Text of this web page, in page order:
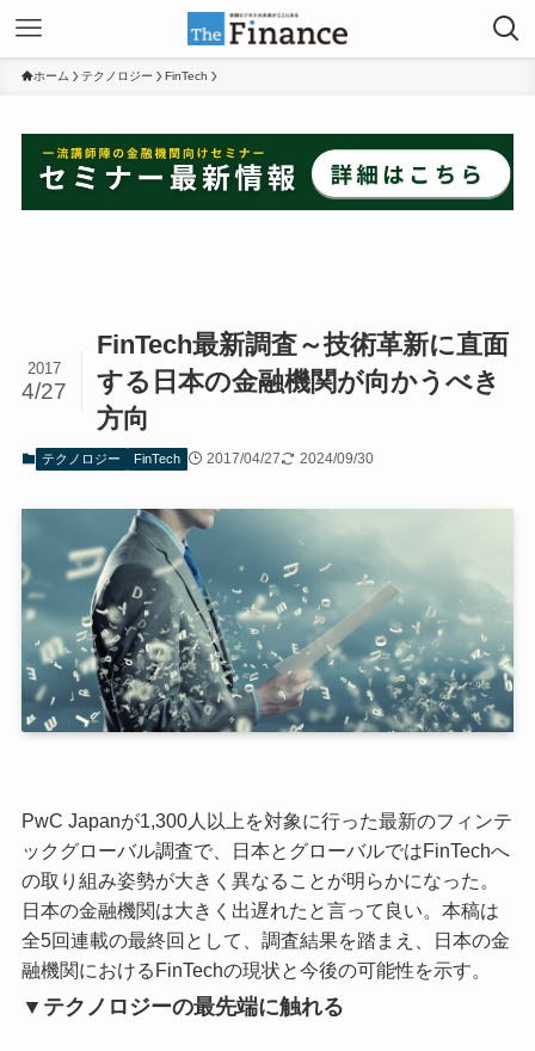
ホーム テクノロジー FinTech
FinTech最新調査～技術革新に直面
する日本の金融機関が向かうべき
方向
2017
4/27
テクノロジー FinTech 2017/04/27 2024/09/30
PwC Japanが1,300人以上を対象に行った最新のフィンテ
ックグローバル調査で、日本とグローバルではFinTechへ
の取り組み姿勢が大きく異なることが明らかになった。
日本の金融機関は大きく出遅れたと言って良い。本稿は
全5回連載の最終回として、調査結果を踏まえ、日本の金
融機関におけるFinTechの現状と今後の可能性を示す。
▼テクノロジーの最先端に触れる